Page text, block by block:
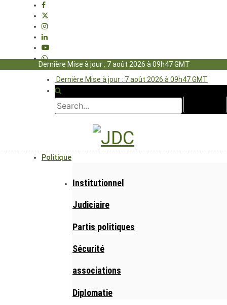
Dernière Mise à jour : 7 août 2026 à 09h47 GMT
Dernière Mise à jour : 7 août 2026 à 09h47 GMT
Politique
Institutionnel
Judiciaire
Partis politiques
Sécurité
associations
Diplomatie